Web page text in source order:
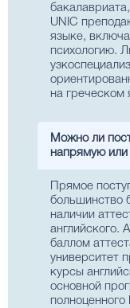
UNIC
языке,
психологию.
на греческом
Можно ли
напрямую или
Прямое
большинство
наличии
английского.
баллом
университет
курсы
основной
полноценного